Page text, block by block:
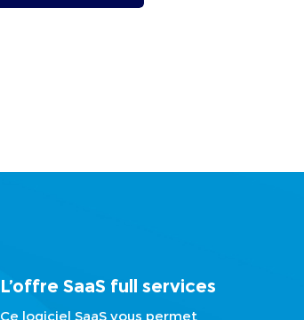
L’offre SaaS full services
Ce logiciel SaaS vous permet